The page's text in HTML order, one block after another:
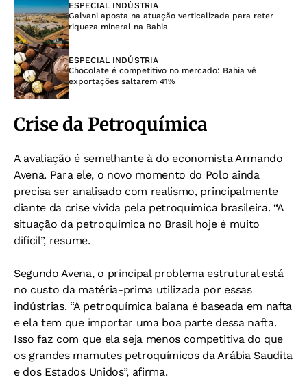
ESPECIAL INDÚSTRIA
Galvani aposta na atuação verticalizada para reter
riqueza mineral na Bahia
ESPECIAL INDÚSTRIA
Chocolate é competitivo no mercado: Bahia vê
exportações saltarem 41%
Crise da Petroquímica
A avaliação é semelhante à do economista Armando
Avena. Para ele, o novo momento do Polo ainda
precisa ser analisado com realismo, principalmente
diante da crise vivida pela petroquímica brasileira. “A
situação da petroquímica no Brasil hoje é muito
difícil”, resume.
Segundo Avena, o principal problema estrutural está
no custo da matéria-prima utilizada por essas
indústrias. “A petroquímica baiana é baseada em nafta
e ela tem que importar uma boa parte dessa nafta.
Isso faz com que ela seja menos competitiva do que
os grandes mamutes petroquímicos da Arábia Saudita
e dos Estados Unidos”, afirma.